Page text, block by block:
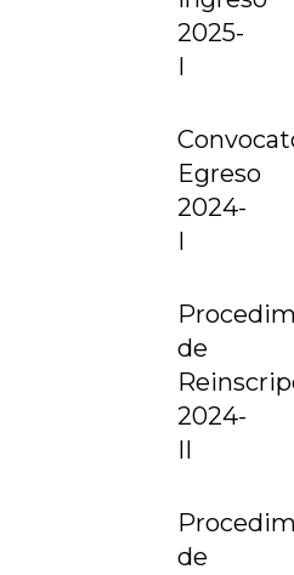
2025-
I
Egreso
2024-
I
de
2024-
II
de